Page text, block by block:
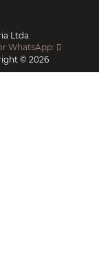
Ltda.
WhatsApp:
© 2026